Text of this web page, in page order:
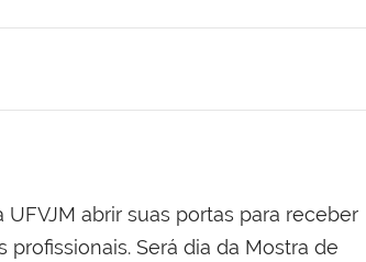
abrir suas portas para receber
Será dia da Mostra de